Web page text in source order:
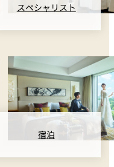
スペシャリスト
宿泊